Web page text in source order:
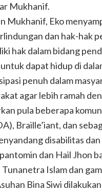
Mukhanif.
Mukhanif, Eko
dan hak-hak
hak dalam bidang
dapat hidup di
penuh dalam
agar lebih ramah
pula beberapa
Braille’iant, dan
disabilitas
dan Hail Jhon
Islam dan
Bina Siwi